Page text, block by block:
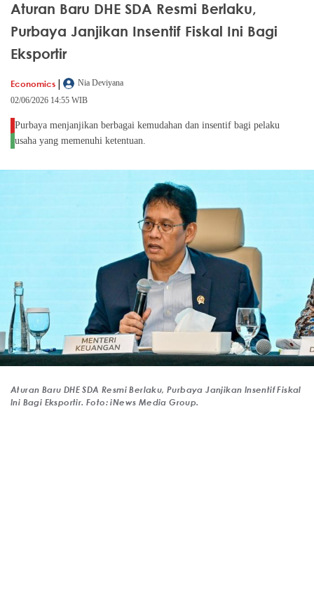
Aturan Baru DHE SDA Resmi Berlaku,
Purbaya Janjikan Insentif Fiskal Ini Bagi
Eksportir
Economics |
Nia Deviyana
02/06/2026 14:55 WIB
Purbaya menjanjikan berbagai kemudahan dan insentif bagi pelaku
usaha yang memenuhi ketentuan.
Aturan Baru DHE SDA Resmi Berlaku, Purbaya Janjikan Insentif Fiskal
Ini Bagi Eksportir. Foto: iNews Media Group.